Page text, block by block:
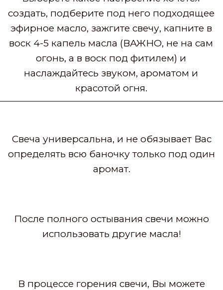
создать, подберите под него подходящее
эфирное масло, зажгите свечу, капните в
воск 4-5 капель масла (ВАЖНО, не на сам
огонь, а в воск под фитилем) и
наслаждайтесь звуком, ароматом и
красотой огня.
Свеча универсальна, и не обязывает Вас
определять всю баночку только под один
аромат.
После полного остывания свечи можно
использовать другие масла!
В процессе горения свечи, Вы можете